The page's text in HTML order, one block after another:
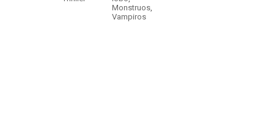
Monstruos,
Vampiros